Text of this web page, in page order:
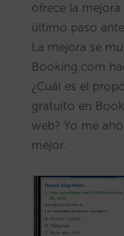
ofrece la mejora
último paso
La mejora se
Booking.com
¿Cuál es el
gratuito en
web? Yo me
mejor.